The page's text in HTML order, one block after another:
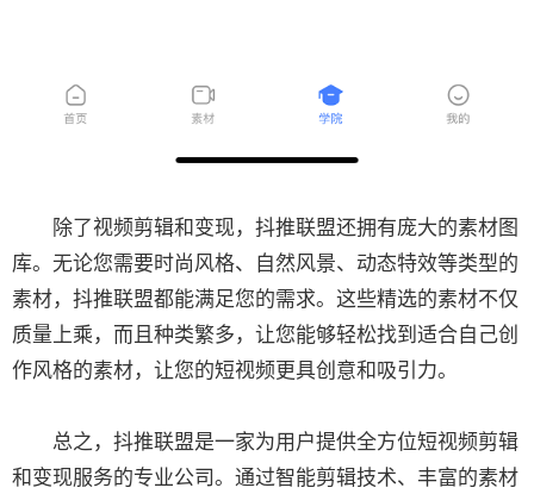
除了视频剪辑和变现，抖推联盟还拥有庞大的素材图
库。无论您需要时尚风格、自然风景、动态特效等类型的
素材，抖推联盟都能满足您的需求。这些精选的素材不仅
质量上乘，而且种类繁多，让您能够轻松找到适合自己创
作风格的素材，让您的短视频更具创意和吸引力。
总之，抖推联盟是一家为用户提供全方位短视频剪辑
和变现服务的专业公司。通过智能剪辑技术、丰富的素材